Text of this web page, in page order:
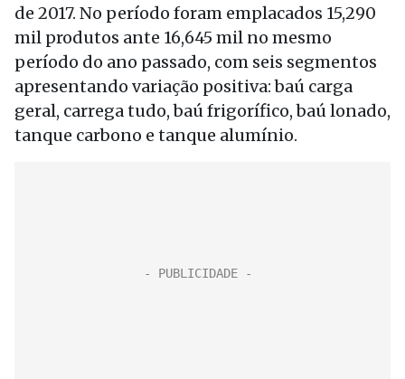
de 2017. No período foram emplacados 15,290
mil produtos ante 16,645 mil no mesmo
período do ano passado, com seis segmentos
apresentando variação positiva: baú carga
geral, carrega tudo, baú frigorífico, baú lonado,
tanque carbono e tanque alumínio.